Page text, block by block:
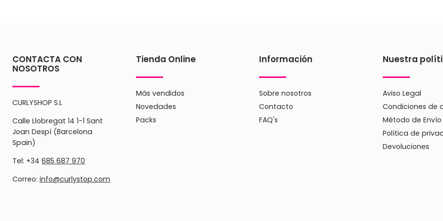
CONTACTA CON
NOSOTROS
CURLYSHOP S.L
Calle Llobregat 14 1-1 Sant
Joan Despí (Barcelona
Spain)
Tel: +34 685 687 970
Correo: info@curlystop.com
Tienda Online
Más vendidos
Novedades
Packs
Información
Sobre nosotros
Contacto
FAQ's
Nuestra
Aviso Legal
Condiciones de
Método de Envío
Política de
Devoluciones